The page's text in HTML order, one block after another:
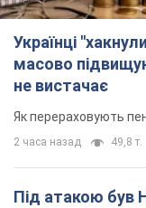
Українці
масово
не вистачає
Як перераховують
2 часа назад 49,8 т.
Під атакою був